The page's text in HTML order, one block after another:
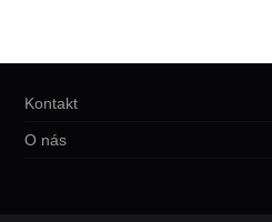
Kontakt
O nás